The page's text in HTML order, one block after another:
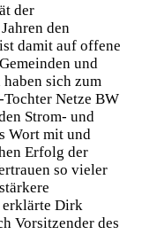
der
den
damit auf offene
und
sich zum
Netze BW
Strom- und
Wort mit und
Erfolg der
so vieler
erklärte Dirk
Vorsitzender des